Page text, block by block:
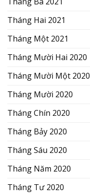
Tháng Hai 2021
Tháng Một 2021
Tháng Mười Hai 2020
Tháng Mười Một 2020
Tháng Mười 2020
Tháng Chín 2020
Tháng Bảy 2020
Tháng Sáu 2020
Tháng Năm 2020
Tháng Tư 2020